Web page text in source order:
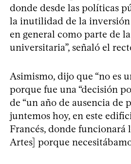
donde desde las políticas
la inutilidad de la
en general como parte de
universitaria”, señaló el
Asimismo, dijo que “no es
porque fue una “decisión
de “un año de ausencia de
juntemos hoy, en este
Francés, donde funcionará
Artes] porque